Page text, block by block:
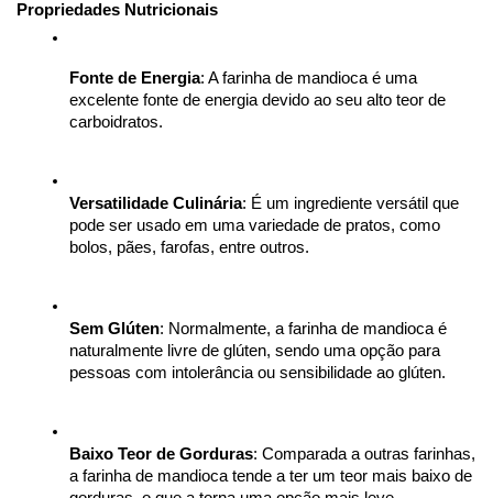
Propriedades Nutricionais
Fonte de Energia: A farinha de mandioca é uma
excelente fonte de energia devido ao seu alto teor de
carboidratos.
Versatilidade Culinária: É um ingrediente versátil que
pode ser usado em uma variedade de pratos, como
bolos, pães, farofas, entre outros.
Sem Glúten: Normalmente, a farinha de mandioca é
naturalmente livre de glúten, sendo uma opção para
pessoas com intolerância ou sensibilidade ao glúten.
Baixo Teor de Gorduras: Comparada a outras farinhas,
a farinha de mandioca tende a ter um teor mais baixo de